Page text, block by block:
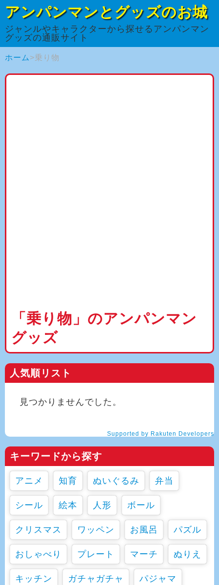
アンパンマンとグッズのお城
ジャンルやキャラクターから探せるアンパンマン
グッズの通販サイト
ホーム 乗り物
「乗り物」のアンパンマン
グッズ
人気順リスト
見つかりませんでした。
Supported by Rakuten Developers
キーワードから探す
アニメ 知育 ぬいぐるみ 弁当
シール 絵本 人形 ボール
クリスマス ワッペン お風呂 パズル
おしゃべり プレート マーチ ぬりえ
キッチン ガチャガチャ パジャマ